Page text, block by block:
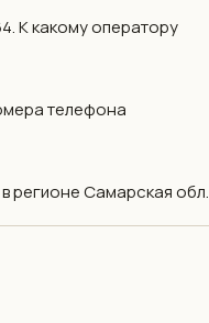
К какому оператору
телефона
регионе Самарская обл.